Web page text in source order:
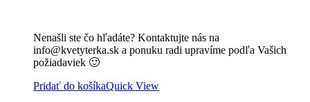
Nenašli ste čo hľadáte? Kontaktujte nás na
info@kvetyterka.sk a ponuku radi upravíme podľa Vašich
požiadaviek 🙂
Pridať do košíkaQuick View